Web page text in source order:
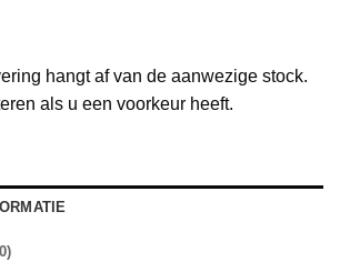
hangt af van de aanwezige stock.
als u een voorkeur heeft.